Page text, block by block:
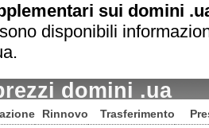
sui domini
disponibili
domini .ua
Rinnovo Trasferimento